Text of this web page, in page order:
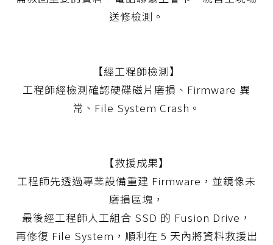
送修檢測。
【經工程師檢測】
工程師經檢測確認硬碟磁片磨損、Firmware 異
常、File System Crash。
【救援成果】
工程師先透過專業設備重建 Firmware，並鏡像未
磨損區塊，
最後經工程師人工組合 SSD 的 Fusion Drive，
再修復 File System，順利在 5 天內將資料救援出